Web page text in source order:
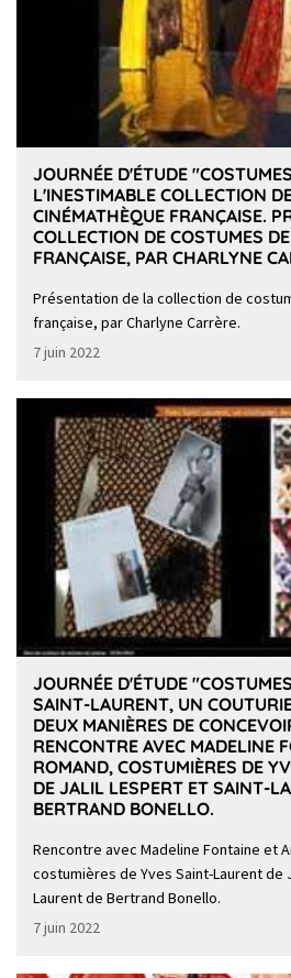
JOURNÉE D'ÉTUDE
L'INESTIMABLE COLLECTION
CINÉMATHÈQUE FRANÇAISE.
COLLECTION DE COSTUMES
FRANÇAISE, PAR CHARLYNE
Présentation de la collection de
française, par Charlyne Carrère.
7 juin 2022
JOURNÉE D'ÉTUDE
SAINT-LAURENT, UN
DEUX MANIÈRES DE
RENCONTRE AVEC MADELINE
ROMAND, COSTUMIÈRES DE
DE JALIL LESPERT ET SAINT-
BERTRAND BONELLO.
Rencontre avec Madeline Fontaine et
costumières de Yves Saint-Laurent de
Laurent de Bertrand Bonello.
7 juin 2022